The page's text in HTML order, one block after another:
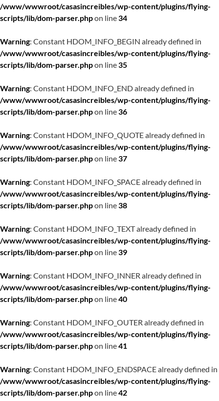
/www/wwwroot/casasincreibles/wp-content/plugins/flying-
scripts/lib/dom-parser.phpon line34
Warning: Constant HDOM_INFO_BEGIN already defined in
/www/wwwroot/casasincreibles/wp-content/plugins/flying-
scripts/lib/dom-parser.phpon line35
Warning: Constant HDOM_INFO_END already defined in
/www/wwwroot/casasincreibles/wp-content/plugins/flying-
scripts/lib/dom-parser.phpon line36
Warning: Constant HDOM_INFO_QUOTE already defined in
/www/wwwroot/casasincreibles/wp-content/plugins/flying-
scripts/lib/dom-parser.phpon line37
Warning: Constant HDOM_INFO_SPACE already defined in
/www/wwwroot/casasincreibles/wp-content/plugins/flying-
scripts/lib/dom-parser.phpon line38
Warning: Constant HDOM_INFO_TEXT already defined in
/www/wwwroot/casasincreibles/wp-content/plugins/flying-
scripts/lib/dom-parser.phpon line39
Warning: Constant HDOM_INFO_INNER already defined in
/www/wwwroot/casasincreibles/wp-content/plugins/flying-
scripts/lib/dom-parser.phpon line40
Warning: Constant HDOM_INFO_OUTER already defined in
/www/wwwroot/casasincreibles/wp-content/plugins/flying-
scripts/lib/dom-parser.phpon line41
Warning: Constant HDOM_INFO_ENDSPACE already defined in
/www/wwwroot/casasincreibles/wp-content/plugins/flying-
scripts/lib/dom-parser.phpon line42